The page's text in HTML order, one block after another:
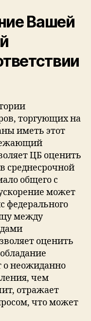
Вашей
торгующих на
иметь этот
ЦБ оценить
среднесрочной
общего с
может
федерального
между
оценить
о неожиданно
чем
отражает
что может